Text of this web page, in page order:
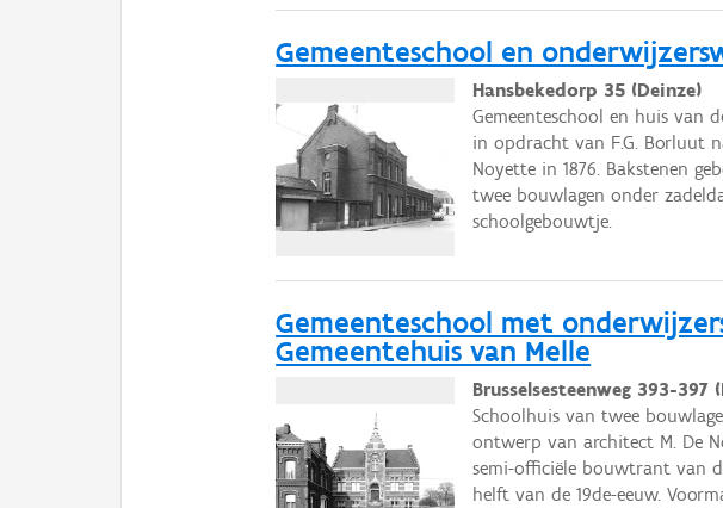
Gemeenteschool en
Hansbekedorp 35 (Deinze)
Gemeenteschool en huis van
in opdracht van F.G. Borluut
Noyette in 1876. Bakstenen
twee bouwlagen onder
schoolgebouwtje.
Gemeenteschool met
Gemeentehuis van Melle
Brusselsesteenweg 393-397
Schoolhuis van twee
ontwerp van architect M. De
semi-officiële bouwtrant van
helft van de 19de-eeuw.